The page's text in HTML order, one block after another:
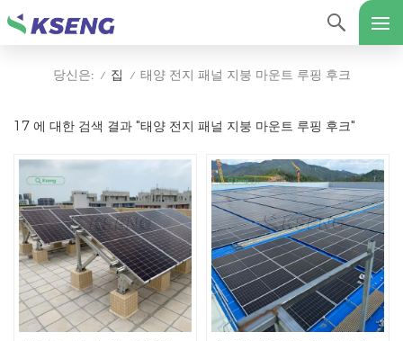
당신은: / 집 / 태양 전지 패널 지붕 마운트 루핑 후크
17 에 대한 검색 결과 "태양 전지 패널 지붕 마운트 루핑 후크"